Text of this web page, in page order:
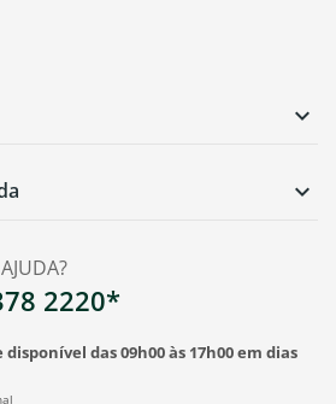
2220*
das 09h00 às 17h00 em dias

